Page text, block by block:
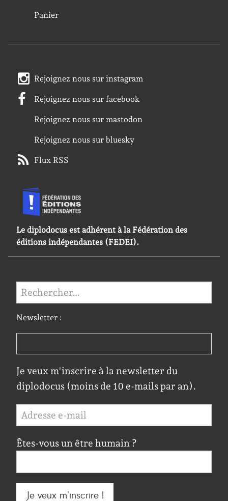
Panier
Rejoignez nous sur instagram
Rejoignez nous sur facebook
Rejoignez nous sur mastodon
Rejoignez nous sur bluesky
Flux RSS
Le diplodocus est adhérent à la Fédération des
éditions indépendantes (FEDEI).
Rechercher :
Newsletter :
Je veux m'inscrire à la newsletter du
diplodocus (moins de 10 e-mails par an).
Êtes-vous un être humain ?